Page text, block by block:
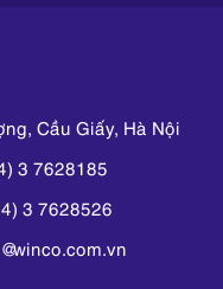
Cầu Giấy, Hà Nội
3 7628185
3 7628526